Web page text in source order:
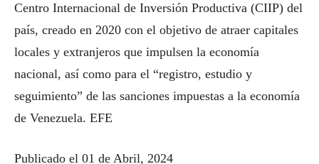
Centro Internacional de Inversión Productiva (CIIP) del
país, creado en 2020 con el objetivo de atraer capitales
locales y extranjeros que impulsen la economía
nacional, así como para el “registro, estudio y
seguimiento” de las sanciones impuestas a la economía
de Venezuela. EFE
Publicado el 01 de Abril, 2024